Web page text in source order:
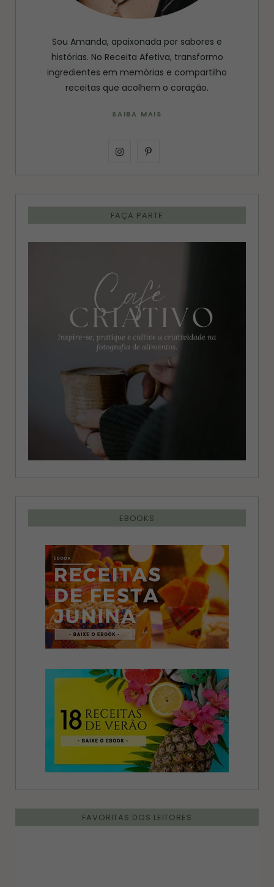
Sou Amanda, apaixonada por sabores e
histórias. No Receita Afetiva, transformo
ingredientes em memórias e compartilho
receitas que acolhem o coração.
SAIBA MAIS
I
n
s
t
a
a
m
P
i
n
t
e
e
s
t
FAÇA PARTE
EBOOKS
FAVORITAS DOS LEITORES